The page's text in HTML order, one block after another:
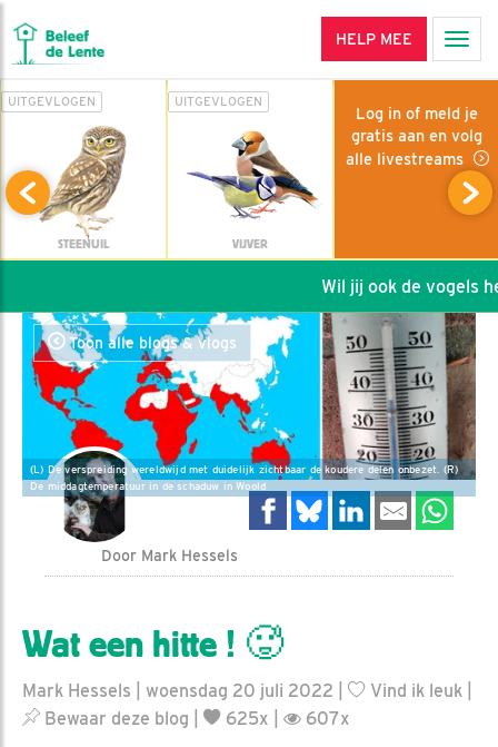
HELP MEE
UITGEVLOGEN
STEENUIL
UITGEVLOGEN
VIJVER
Log in of meld je
gratis aan en volg
alle livestreams
Wil jij ook de vogels
Toon alle blogs & vlogs
(L) De verspreiding wereldwijd met duidelijk zichtbaar de koudere delen onbezet. (R)
De middagtemperatuur in de schaduw in Woold
Door Mark Hessels
Wat een hitte ! 🥵
Mark Hessels | woensdag 20 juli 2022 | Vind ik leuk
Bewaar deze blog
625x | 607x